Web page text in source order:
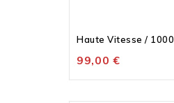
Haute Vitesse / 1000
99,00 €